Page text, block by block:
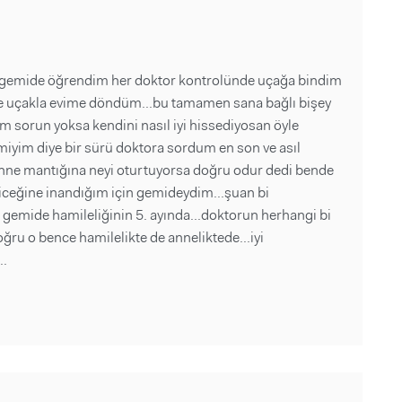
öğrendim her doktor kontrolünde uçağa bindim
uçakla evime döndüm...bu tamamen sana bağlı bişey
sorun yoksa kendini nasıl iyi hissediyosan öyle
diye bir sürü doktora sordum en son ve asıl
mantığına neyi oturtuyorsa doğru odur dedi bende
inandığım için gemideydim...şuan bi
gemide hamileliğinin 5. ayında...doktorun herhangi bi
o bence hamilelikte de anneliktede...iyi